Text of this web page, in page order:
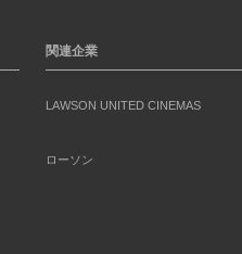
関連企業
LAWSON UNITED CINEMAS
ローソン